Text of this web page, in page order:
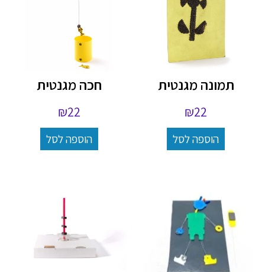
תמונה מגנטית
₪22
הוספה לסל
חכה מגנטית
₪22
הוספה לסל